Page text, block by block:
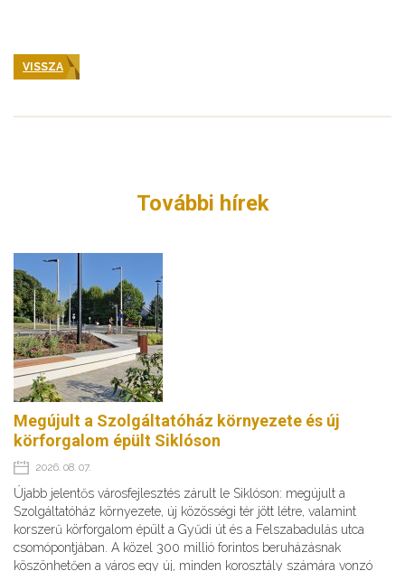
VISSZA
További hírek
Megújult a Szolgáltatóház környezete és új
körforgalom épült Siklóson
2026. 08. 07.
Újabb jelentős városfejlesztés zárult le Siklóson: megújult a
Szolgáltatóház környezete, új közösségi tér jött létre, valamint
korszerű körforgalom épült a Gyűdi út és a Felszabadulás utca
csomópontjában. A közel 300 millió forintos beruházásnak
köszönhetően a város egy új, minden korosztály számára vonzó